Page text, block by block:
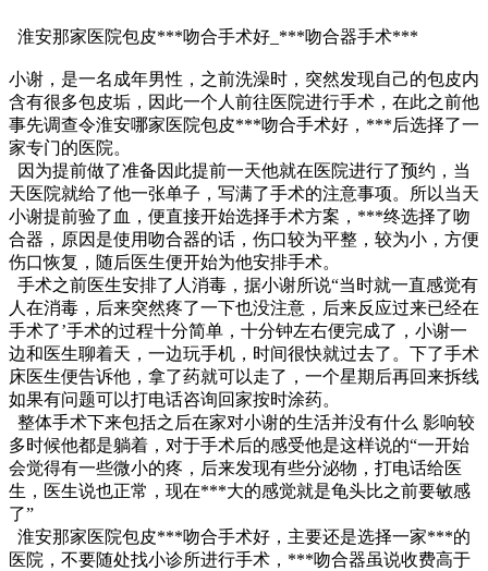
淮安那家医院包皮***吻合手术好_***吻合器手术***
小谢，是一名成年男性，之前洗澡时，突然发现自己的包皮内
含有很多包皮垢，因此一个人前往医院进行手术，在此之前他
事先调查令淮安哪家医院包皮***吻合手术好，***后选择了一
家专门的医院。
因为提前做了准备因此提前一天他就在医院进行了预约，当
天医院就给了他一张单子，写满了手术的注意事项。所以当天
小谢提前验了血，便直接开始选择手术方案，***终选择了吻
合器，原因是使用吻合器的话，伤口较为平整，较为小，方便
伤口恢复，随后医生便开始为他安排手术。
手术之前医生安排了人消毒，据小谢所说“当时就一直感觉有
人在消毒，后来突然疼了一下也没注意，后来反应过来已经在
手术了’手术的过程十分简单，十分钟左右便完成了，小谢一
边和医生聊着天，一边玩手机，时间很快就过去了。下了手术
床医生便告诉他，拿了药就可以走了，一个星期后再回来拆线
如果有问题可以打电话咨询回家按时涂药。
整体手术下来包括之后在家对小谢的生活并没有什么 影响较
多时候他都是躺着，对于手术后的感受他是这样说的“一开始
会觉得有一些微小的疼，后来发现有些分泌物，打电话给医
生，医生说也正常，现在***大的感觉就是龟头比之前要敏感
了”
淮安那家医院包皮***吻合手术好，主要还是选择一家***的
医院，不要随处找小诊所进行手术，***吻合器虽说收费高于